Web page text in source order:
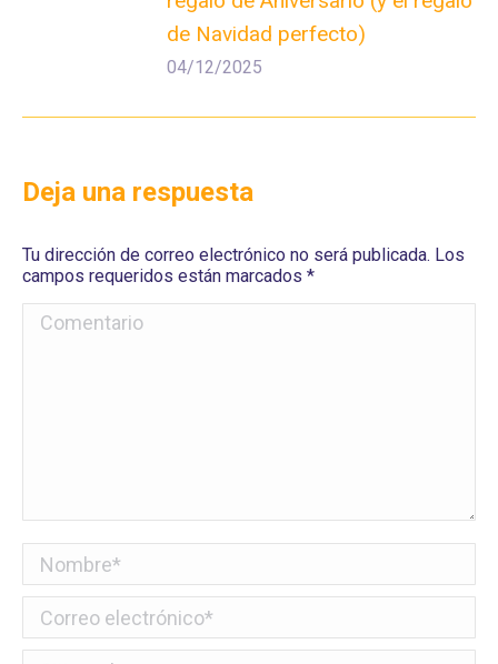
de Navidad perfecto)
04/12/2025
Deja una respuesta
Tu dirección de correo electrónico no será publicada. Los
campos requeridos están marcados *
Comentario
Nombre *
Correo electrónico *